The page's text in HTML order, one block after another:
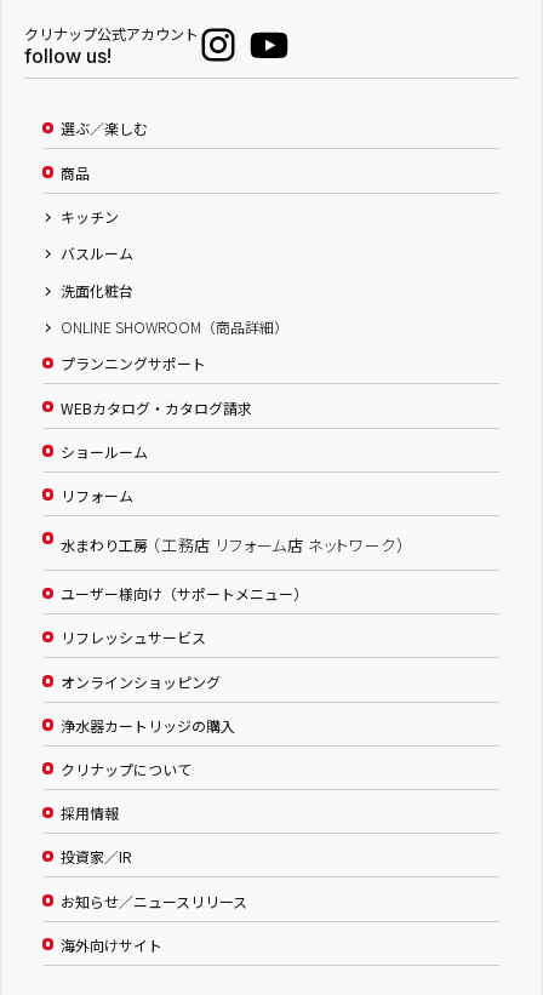
クリナップ公式アカウント
follow us!
選ぶ／楽しむ
商品
キッチン
バスルーム
洗面化粧台
ONLINE SHOWROOM（商品詳細）
プランニングサポート
WEBカタログ・カタログ請求
ショールーム
リフォーム
水まわり工房 （工務店 リフォーム店 ネットワーク）
ユーザー様向け（サポートメニュー）
リフレッシュサービス
オンラインショッピング
浄水器カートリッジの購入
クリナップについて
採用情報
投資家／IR
お知らせ／ニュースリリース
海外向けサイト